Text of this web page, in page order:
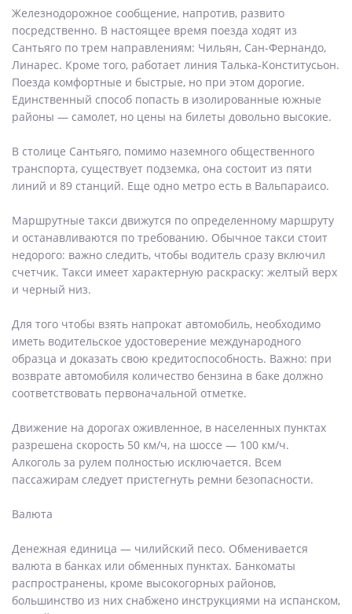
Железнодорожное сообщение, напротив, развито
посредственно. В настоящее время поезда ходят из
Сантьяго по трем направлениям: Чильян, Сан-Фернандо,
Линарес. Кроме того, работает линия Талька-Конститусьон.
Поезда комфортные и быстрые, но при этом дорогие.
Единственный способ попасть в изолированные южные
районы — самолет, но цены на билеты довольно высокие.
В столице Сантьяго, помимо наземного общественного
транспорта, существует подземка, она состоит из пяти
линий и 89 станций. Еще одно метро есть в Вальпараисо.
Маршрутные такси движутся по определенному маршруту
и останавливаются по требованию. Обычное такси стоит
недорого: важно следить, чтобы водитель сразу включил
счетчик. Такси имеет характерную раскраску: желтый верх
и черный низ.
Для того чтобы взять напрокат автомобиль, необходимо
иметь водительское удостоверение международного
образца и доказать свою кредитоспособность. Важно: при
возврате автомобиля количество бензина в баке должно
соответствовать первоначальной отметке.
Движение на дорогах оживленное, в населенных пунктах
разрешена скорость 50 км/ч, на шоссе — 100 км/ч.
Алкоголь за рулем полностью исключается. Всем
пассажирам следует пристегнуть ремни безопасности.
Валюта
Денежная единица — чилийский песо. Обменивается
валюта в банках или обменных пунктах. Банкоматы
распространены, кроме высокогорных районов,
большинство из них снабжено инструкциями на испанском,